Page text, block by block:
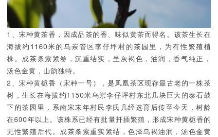
1、宋种黄茶香，因成品茶的香、味似黄茶而得名。该茶生长在
海拔约1160米的乌岽管区李仔坪村的茶园里，为有性繁殖植
株。成茶条索紧卷，沉重结实，呈灰褐色，油润，香气纯正，
汤色金黄，山韵独特。
2、宋种黄栀香（宋种一号），是凤凰茶区现存最古老的一株茶
树，生长在海拔约1150米乌岽李仔坪村东北几块巨大的泰石鼓
下的茶园里，系南宋末年村民李氏几经选育后传至今天，树龄
在600年以上。该株系已经有批量扦插繁殖，形成宋种黄栀香的
无性繁殖后代。成茶条索重实紧结，色泽乌褐油润，汤色金黄